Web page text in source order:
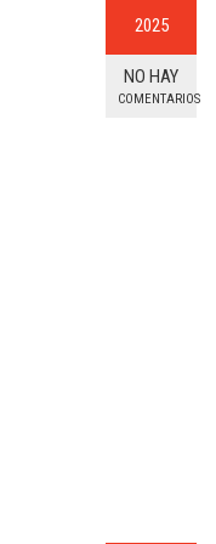
2025
NO HAY
COMENTARIOS